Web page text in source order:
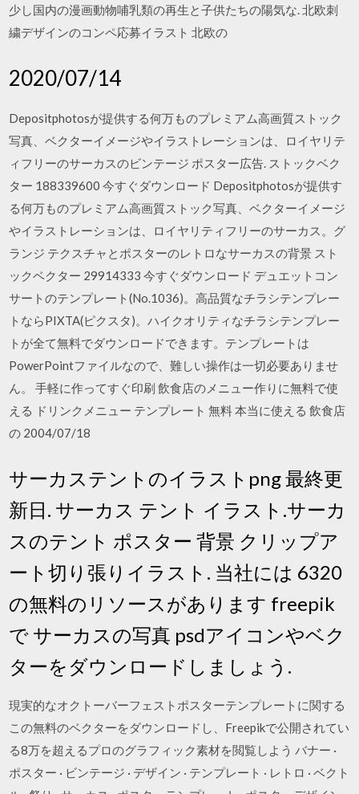
少し国内の漫画動物哺乳類の再生と子供たちの陽気な. 北欧刺
繍デザインのコンペ応募イラスト 北欧の
2020/07/14
Depositphotosが提供する何万ものプレミアム高画質ストック
写真、ベクターイメージやイラストレーションは、ロイヤリテ
ィフリーのサーカスのビンテージ ポスター広告. ストックベク
ター 188339600 今すぐダウンロード Depositphotosが提供す
る何万ものプレミアム高画質ストック写真、ベクターイメージ
やイラストレーションは、ロイヤリティフリーのサーカス。グ
ランジ テクスチャとポスターのレトロなサーカスの背景 スト
ックベクター 29914333 今すぐダウンロード デュエットコン
サートのテンプレート(No.1036)。高品質なチラシテンプレー
トならPIXTA(ピクスタ)。ハイクオリティなチラシテンプレー
トが全て無料でダウンロードできます。テンプレートは
PowerPointファイルなので、難しい操作は一切必要ありませ
ん。 手軽に作ってすぐ印刷 飲食店のメニュー作りに無料で使
える ドリンクメニュー テンプレート 無料 本当に使える 飲食店
の 2004/07/18
サーカステントのイラストpng 最終更
新日. サーカス テント イラスト.サーカ
スのテント ポスター 背景 クリップア
ート切り張りイラスト. 当社には 6320
の無料のリソースがあります freepik
で サーカスの写真 psdアイコンやベク
ターをダウンロードしましょう.
現実的なオクトーバーフェストポスターテンプレートに関する
この無料のベクターをダウンロードし、Freepikで公開されてい
る8万を超えるプロのグラフィック素材を閲覧しよう バナー ·
ポスター · ビンテージ · デザイン · テンプレート · レトロ · ベクト